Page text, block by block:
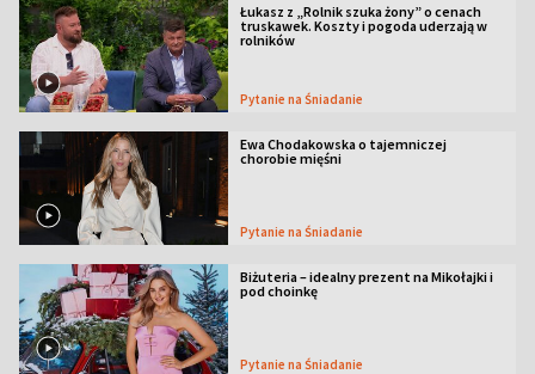
Łukasz z „Rolnik szuka żony” o cenach
truskawek. Koszty i pogoda uderzają w
rolników
Pytanie na Śniadanie
Ewa Chodakowska o tajemniczej
chorobie mięśni
Pytanie na Śniadanie
Biżuteria – idealny prezent na Mikołajki i
pod choinkę
Pytanie na Śniadanie